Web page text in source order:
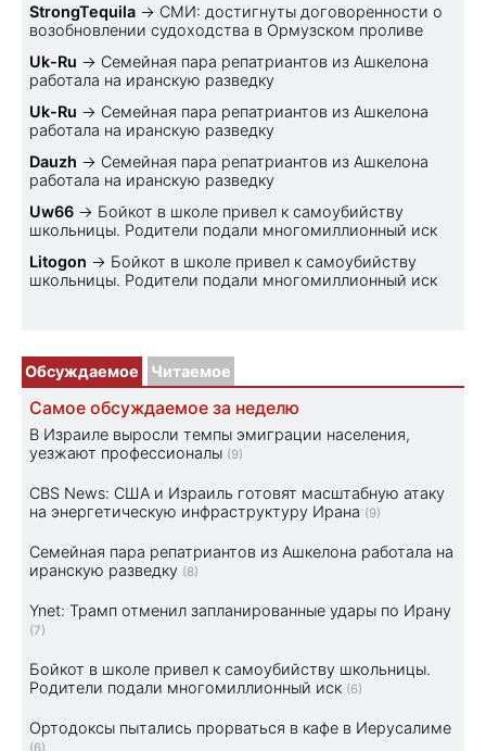
StrongTequila → СМИ: достигнуты договоренности о
возобновлении судоходства в Ормузском проливе
Uk-Ru → Семейная пара репатриантов из Ашкелона
работала на иранскую разведку
Uk-Ru → Семейная пара репатриантов из Ашкелона
работала на иранскую разведку
Dauzh → Семейная пара репатриантов из Ашкелона
работала на иранскую разведку
Uw66 → Бойкот в школе привел к самоубийству
школьницы. Родители подали многомиллионный иск
Litogon → Бойкот в школе привел к самоубийству
школьницы. Родители подали многомиллионный иск
Обсуждаемое Читаемое
Самое обсуждаемое за неделю
В Израиле выросли темпы эмиграции населения,
уезжают профессионалы (9)
CBS News: США и Израиль готовят масштабную атаку
на энергетическую инфраструктуру Ирана (9)
Семейная пара репатриантов из Ашкелона работала на
иранскую разведку (8)
Ynet: Трамп отменил запланированные удары по Ирану
(7)
Бойкот в школе привел к самоубийству школьницы.
Родители подали многомиллионный иск (6)
Ортодоксы пытались прорваться в кафе в Иерусалиме
(6)